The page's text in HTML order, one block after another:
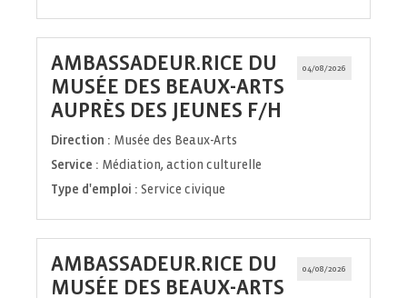
04/08/2026
AMBASSADEUR.RICE DU
MUSÉE DES BEAUX-ARTS
AUPRÈS DES JEUNES F/H
Direction : Musée des Beaux-Arts
Service : Médiation, action culturelle
Type d'emploi : Service civique
04/08/2026
AMBASSADEUR.RICE DU
MUSÉE DES BEAUX-ARTS